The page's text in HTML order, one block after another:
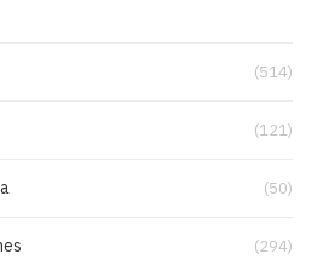
(514)
(121)
(50)
(294)